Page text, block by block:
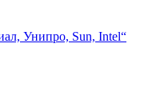
Унипро, Sun, Intel“